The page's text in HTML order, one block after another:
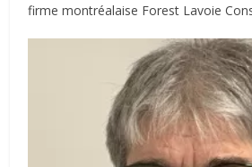
firme montréalaise Forest Lavoie